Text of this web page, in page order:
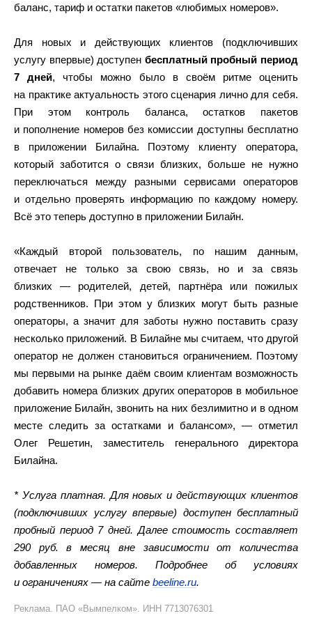
баланс, тариф и остатки пакетов «любимых номеров».
Для новых и действующих клиентов (подключивших
услугу впервые) доступен бесплатный пробный период
7 дней, чтобы можно было в своём ритме оценить
на практике актуальность этого сценария лично для себя.
При этом контроль баланса, остатков пакетов
и пополнение номеров без комиссии доступны бесплатно
в приложении Билайна. Поэтому клиенту оператора,
который заботится о связи близких, больше не нужно
переключаться между разными сервисами операторов
и отдельно проверять информацию по каждому номеру.
Всё это теперь доступно в приложении Билайн.
«Каждый второй пользователь, по нашим данным,
отвечает не только за свою связь, но и за связь
близких — родителей, детей, партнёра или пожилых
родственников. При этом у близких могут быть разные
операторы, а значит для заботы нужно поставить сразу
несколько приложений. В Билайне мы считаем, что другой
оператор не должен становиться ограничением. Поэтому
мы первыми на рынке даём своим клиентам возможность
добавить номера близких других операторов в мобильное
приложение Билайн, звонить на них безлимитно и в одном
месте следить за остатками и балансом», — отметил
Олег Решетин, заместитель генерального директора
Билайна.
* Услуга платная. Для новых и действующих клиентов
(подключивших услугу впервые) доступен бесплатный
пробный период 7 дней. Далее стоимость составляет
290 руб. в месяц вне зависимости от количества
добавленных номеров. Подробнее об условиях
и ограничениях — на сайте beeline.ru.
Реклама. ПАО «Вымпелком». ИНН 7713076301